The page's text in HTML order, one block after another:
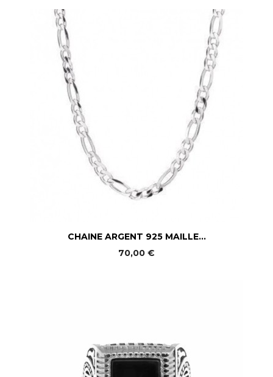
CHAINE ARGENT 925 MAILLE...
70,00 €